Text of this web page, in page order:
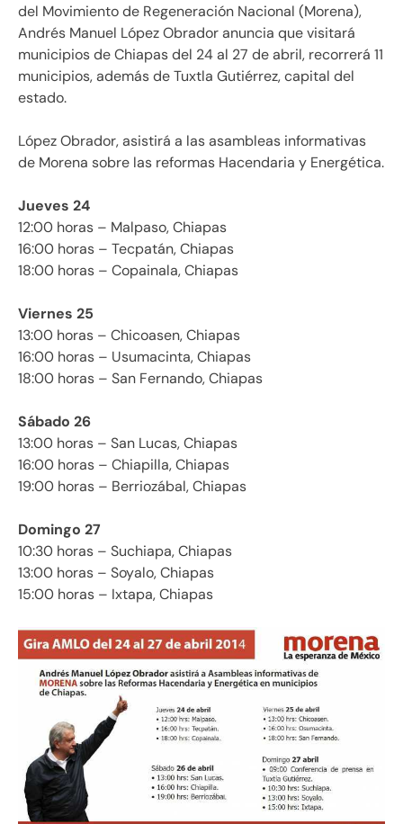
del Movimiento de Regeneración Nacional (Morena),
Andrés Manuel López Obrador anuncia que visitará
municipios de Chiapas del 24 al 27 de abril, recorrerá 11
municipios, además de Tuxtla Gutiérrez, capital del
estado.
López Obrador, asistirá a las asambleas informativas
de Morena sobre las reformas Hacendaria y Energética.
Jueves 24
12:00 horas – Malpaso, Chiapas
16:00 horas – Tecpatán, Chiapas
18:00 horas – Copainala, Chiapas
Viernes 25
13:00 horas – Chicoasen, Chiapas
16:00 horas – Usumacinta, Chiapas
18:00 horas – San Fernando, Chiapas
Sábado 26
13:00 horas – San Lucas, Chiapas
16:00 horas – Chiapilla, Chiapas
19:00 horas – Berriozábal, Chiapas
Domingo 27
10:30 horas – Suchiapa, Chiapas
13:00 horas – Soyalo, Chiapas
15:00 horas – Ixtapa, Chiapas